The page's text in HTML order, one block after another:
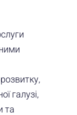
галузі,
та